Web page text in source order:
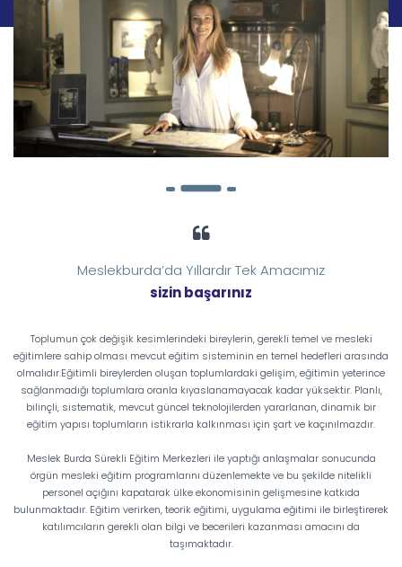
Meslekburda’da Yıllardır Tek Amacımız
sizin başarınız
Toplumun çok değişik kesimlerindeki bireylerin, gerekli temel ve mesleki
eğitimlere sahip olması mevcut eğitim sisteminin en temel hedefleri arasında
olmalıdır.Eğitimli bireylerden oluşan toplumlardaki gelişim, eğitimin yeterince
sağlanmadığı toplumlara oranla kıyaslanamayacak kadar yüksektir. Planlı,
bilinçli, sistematik, mevcut güncel teknolojilerden yararlanan, dinamik bir
eğitim yapısı toplumların istikrarla kalkınması için şart ve kaçınılmazdır.
Meslek Burda Sürekli Eğitim Merkezleri ile yaptığı anlaşmalar sonucunda
örgün mesleki eğitim programlarını düzenlemekte ve bu şekilde nitelikli
personel açığını kapatarak ülke ekonomisinin gelişmesine katkıda
bulunmaktadır. Eğitim verirken, teorik eğitimi, uygulama eğitimi ile birleştirerek
katılımcıların gerekli olan bilgi ve becerileri kazanması amacını da
taşımaktadır.